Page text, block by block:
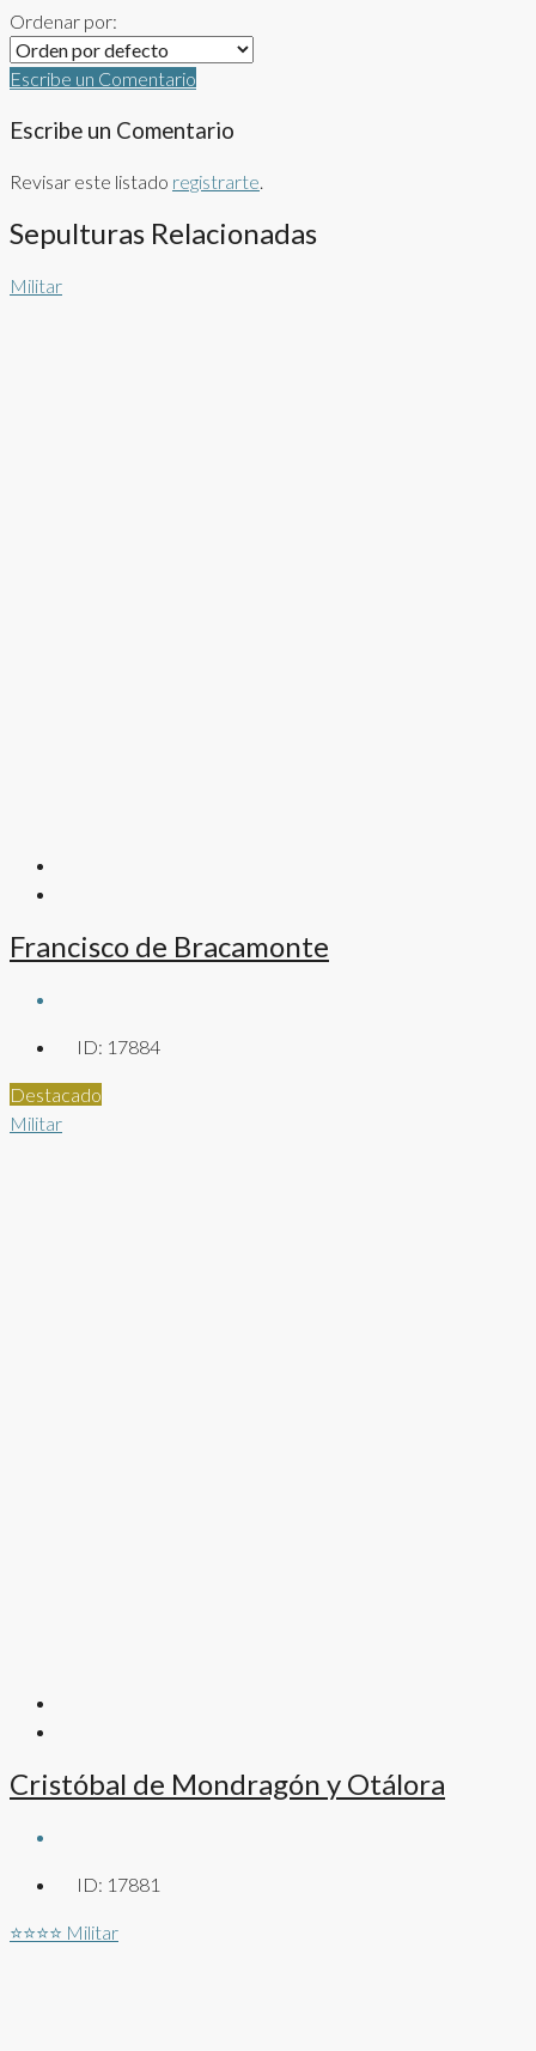
Ordenar por:
Escribe un Comentario
Escribe un Comentario
Revisar este listado registrarte
Sepulturas Relacionadas
Militar
Francisco de Bracamonte
ID: 17884
Destacado
Militar
Cristóbal de Mondragón y Otálora
ID: 17881
⭐⭐⭐⭐ Militar